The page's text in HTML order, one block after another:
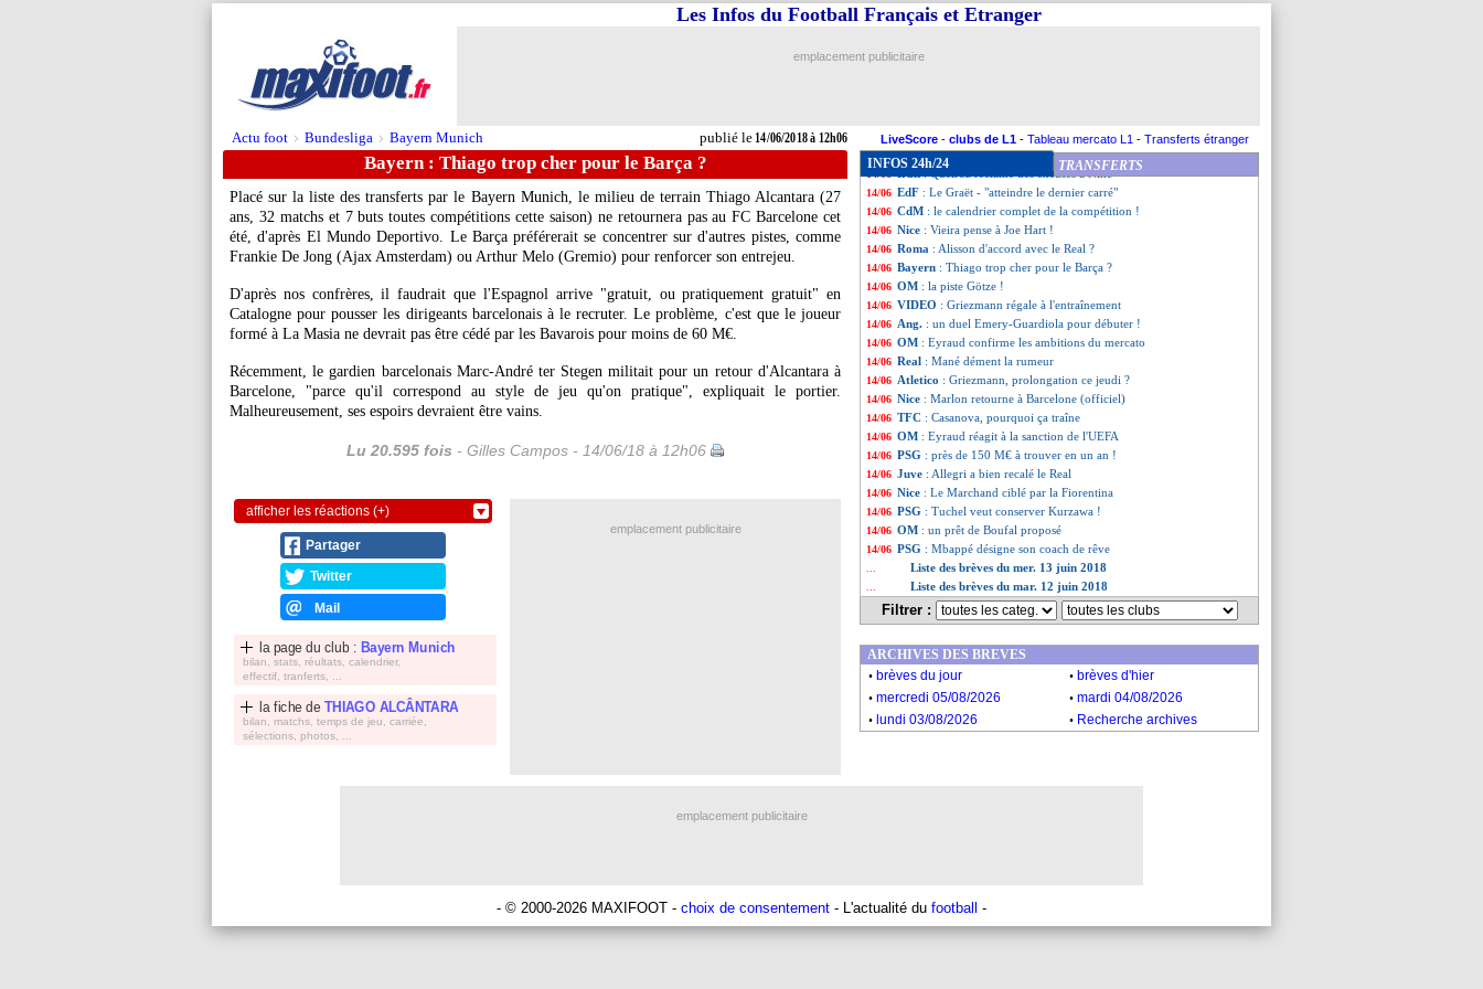
Actu foot > Bundesliga > Bayern Munich publié le14/06/2018 à 12h06
Les Infos du Football Français et Etranger
emplacement publicitaire
LiveScore - clubs de L1 - Tableau mercato L1 - Transferts étranger
Bayern : Thiago trop cher pour le Barça ?
Placé sur la liste des transferts par le Bayern Munich, le milieu de terrain ThiagoAlcantara(27
ans, 32 matchs et 7 buts toutes compétitions cette saison) ne retournera pas au FC Barcelone cet
été, d'après El Mundo Deportivo. Le Barça préférerait se concentrer sur d'autres pistes, comme
Frankie De Jong (Ajax Amsterdam) ou Arthur Melo (Gremio) pour renforcer son entrejeu.
D'après nos confrères, il faudrait que l'Espagnol arrive "gratuit, ou pratiquement gratuit" en
Catalogne pour pousser les dirigeants barcelonais à le recruter. Le problème, c'est que le joueur
formé à La Masia ne devrait pas être cédé par les Bavarois pour moins de 60 M€.
Récemment, le gardien barcelonais Marc-André ter Stegen militait pour un retour d'Alcantara à
Barcelone, "parce qu'il correspond au style de jeu qu'on pratique", expliquait le portier.
Malheureusement, ses espoirs devraient être vains.
Lu 20.595 fois - Gilles Campos - 14/06/18 à 12h06
afficher les réactions (+)
Partager
Twitter
Mail
la page du club : Bayern Munich
bilan, stats, réultats, calendrier,
effectif, tranferts, ...
la fiche de THIAGO ALCÂNTARA
bilan, matchs, temps de jeu, carriée,
sélections, photos, ...
INFOS 24h/24 TRANSFERTS
14/06 CdM: tous les scores des matchs de préparation
14/06 Nice: Seri discute avec Naples !
14/06 Real
14/06 Sondage MF: votre favori, c'est le Brésil !
14/06 OM: ça discute avec Nice pour Balotelli !
: Queiroz réclame des excuses à Nike
14/06 EdF : Le Graët - "atteindre le dernier carré"
14/06 CdM : le calendrier complet de la compétition !
14/06 Nice : Vieira pense à Joe Hart !
14/06 Roma : Alisson d'accord avec le Real ?
14/06 Bayern : Thiago trop cher pour le Barça ?
14/06 OM : la piste Götze !
14/06 VIDEO : Griezmann régale à l'entraînement
14/06 Ang. : un duel Emery-Guardiola pour débuter !
14/06 OM : Eyraud confirme les ambitions du mercato
14/06 Real : Mané dément la rumeur
14/06 Atletico : Griezmann, prolongation ce jeudi ?
14/06 Nice : Marlon retourne à Barcelone (officiel)
14/06 TFC : Casanova, pourquoi ça traîne
14/06 OM : Eyraud réagit à la sanction de l'UEFA
14/06 PSG : près de 150 M€ à trouver en un an !
14/06 Juve : Allegri a bien recalé le Real
14/06 Nice : Le Marchand ciblé par la Fiorentina
14/06 PSG : Tuchel veut conserver Kurzawa !
14/06 OM : un prêt de Boufal proposé
14/06 PSG : Mbappé désigne son coach de rêve
Liste des brèves du mer. 13 juin 2018
Liste des brèves du mar. 12 juin 2018
Filtrer :
emplacement publicitaire
ARCHIVES DES BREVES
. brèves du jour . brèves d'hier
. mercredi 05/08/2026 . mardi 04/08/2026
. lundi 03/08/2026 . Recherche archives
emplacement publicitaire
- © 2000-2026 MAXIFOOT - choix de consentement - L'actualité du football -